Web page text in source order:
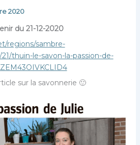
2020
du 21-12-2020
regions/sambre-
thuin-le-savon-la-passion-de-
sur la savonnerie 🙂